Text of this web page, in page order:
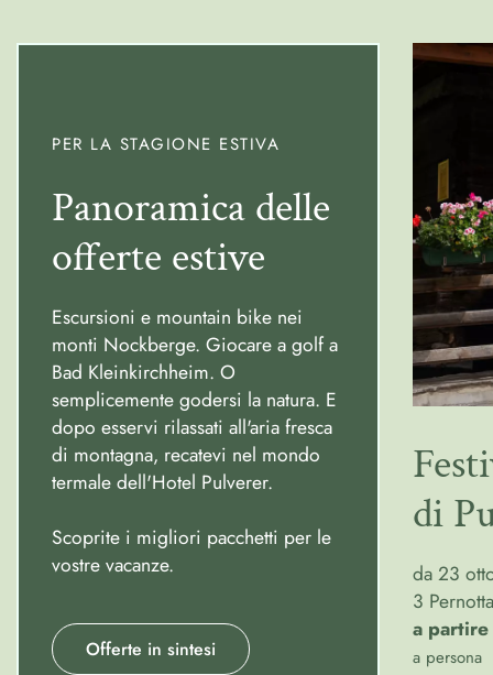
PER LA STAGIONE ESTIVA
Panoramica delle
offerte estive
Escursioni e mountain bike nei
monti Nockberge. Giocare a golf a
Bad Kleinkirchheim. O
semplicemente godersi la natura. E
dopo esservi rilassati all'aria fresca
di montagna, recatevi nel mondo
termale dell'Hotel Pulverer.
Scoprite i migliori pacchetti per le
vostre vacanze.
Offerte in sintesi
di
da 23
3
a
a persona